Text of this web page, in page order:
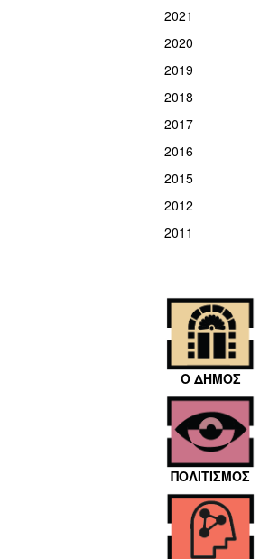
2021
2020
2019
2018
2017
2016
2015
2012
2011
Ο ΔΗΜΟΣ
ΠΟΛΙΤΙΣΜΟΣ